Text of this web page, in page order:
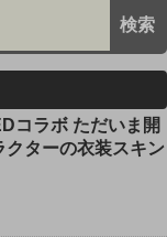
コラボ ただいま開
ターの衣装スキン